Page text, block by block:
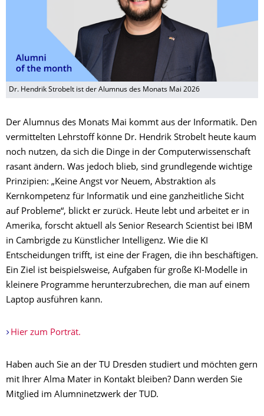
Dr. Hendrik Strobelt ist der Alumnus des Monats Mai 2026
Der Alumnus des Monats Mai kommt aus der Informatik. Den
vermittelten Lehrstoff könne Dr. Hendrik Strobelt heute kaum
noch nutzen, da sich die Dinge in der Computerwissenschaft
rasant ändern. Was jedoch blieb, sind grundlegende wichtige
Prinzipien: „Keine Angst vor Neuem, Abstraktion als
Kernkompetenz für Informatik und eine ganzheitliche Sicht
auf Probleme“, blickt er zurück. Heute lebt und arbeitet er in
Amerika, forscht aktuell als Senior Research Scientist bei IBM
in Cambrigde zu Künstlicher Intelligenz. Wie die KI
Entscheidungen trifft, ist eine der Fragen, die ihn beschäftigen.
Ein Ziel ist beispielsweise, Aufgaben für große KI-Modelle in
kleinere Programme herunterzubrechen, die man auf einem
Laptop ausführen kann.
Hier zum Porträt.
Haben auch Sie an der TU Dresden studiert und möchten gern
mit Ihrer Alma Mater in Kontakt bleiben? Dann werden Sie
Mitglied im Alumninetzwerk der TUD.